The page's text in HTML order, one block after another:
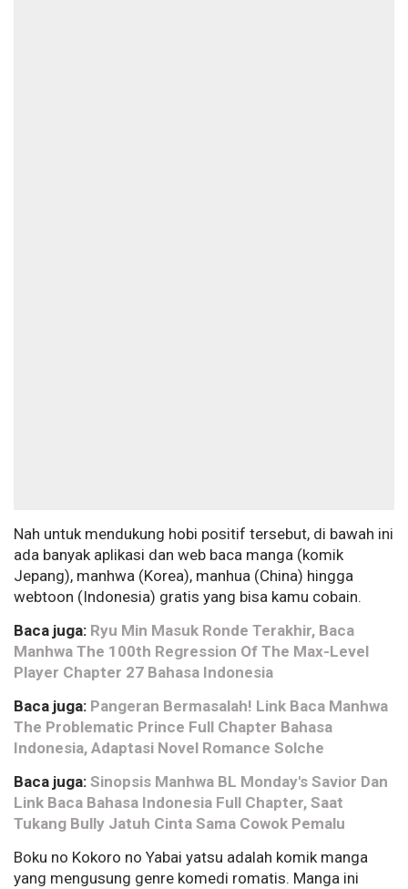
Nah untuk mendukung hobi positif tersebut, di bawah ini
ada banyak aplikasi dan web baca manga (komik
Jepang), manhwa (Korea), manhua (China) hingga
webtoon (Indonesia) gratis yang bisa kamu cobain.
Baca juga: Ryu Min Masuk Ronde Terakhir, Baca
Manhwa The 100th Regression Of The Max-Level
Player Chapter 27 Bahasa Indonesia
Baca juga: Pangeran Bermasalah! Link Baca Manhwa
The Problematic Prince Full Chapter Bahasa
Indonesia, Adaptasi Novel Romance Solche
Baca juga: Sinopsis Manhwa BL Monday's Savior Dan
Link Baca Bahasa Indonesia Full Chapter, Saat
Tukang Bully Jatuh Cinta Sama Cowok Pemalu
Boku no Kokoro no Yabai yatsu adalah komik manga
yang mengusung genre komedi romatis. Manga ini